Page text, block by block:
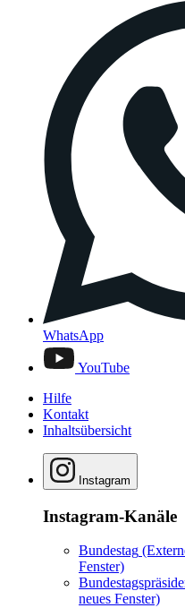
WhatsApp
YouTube
Hilfe
Kontakt
Inhaltsübersicht
Instagram
Instagram-Kanäle
Bundestag
Fenster)
neues Fenster)